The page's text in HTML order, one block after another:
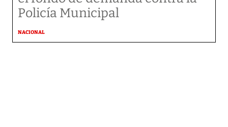
Policía Municipal
NACIONAL